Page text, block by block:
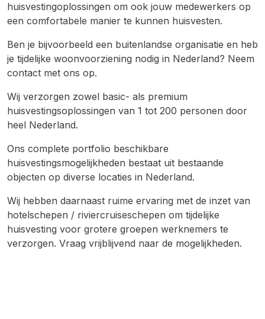
huisvestingoplossingen om ook jouw medewerkers op
een comfortabele manier te kunnen huisvesten.
Ben je bijvoorbeeld een buitenlandse organisatie en heb
je tijdelijke woonvoorziening nodig in Nederland? Neem
contact met ons op.
Wij verzorgen zowel basic- als premium
huisvestingsoplossingen van 1 tot 200 personen door
heel Nederland.
Ons complete portfolio beschikbare
huisvestingsmogelijkheden bestaat uit bestaande
objecten op diverse locaties in Nederland.
Wij hebben daarnaast ruime ervaring met de inzet van
hotelschepen / riviercruiseschepen om tijdelijke
huisvesting voor grotere groepen werknemers te
verzorgen. Vraag vrijblijvend naar de mogelijkheden.